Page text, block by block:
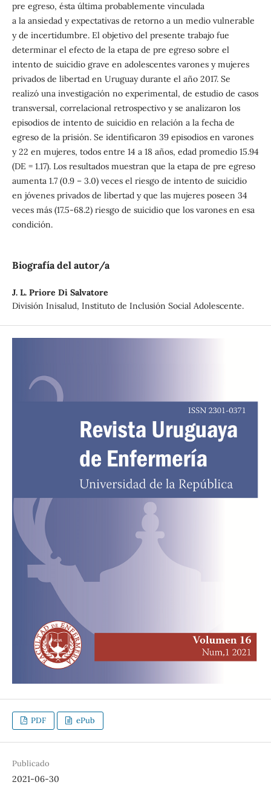
pre egreso, ésta última probablemente vinculada
a la ansiedad y expectativas de retorno a un medio vulnerable
y de incertidumbre. El objetivo del presente trabajo fue
determinar el efecto de la etapa de pre egreso sobre el
intento de suicidio grave en adolescentes varones y mujeres
privados de libertad en Uruguay durante el año 2017. Se
realizó una investigación no experimental, de estudio de casos
transversal, correlacional retrospectivo y se analizaron los
episodios de intento de suicidio en relación a la fecha de
egreso de la prisión. Se identificaron 39 episodios en varones
y 22 en mujeres, todos entre 14 a 18 años, edad promedio 15.94
(DE = 1.17). Los resultados muestran que la etapa de pre egreso
aumenta 1.7 (0.9 – 3.0) veces el riesgo de intento de suicidio
en jóvenes privados de libertad y que las mujeres poseen 34
veces más (17.5-68.2) riesgo de suicidio que los varones en esa
condición.
Biografía del autor/a
J. L. Priore Di Salvatore
División Inisalud, Instituto de Inclusión Social Adolescente.
PDF ePub
Publicado
2021-06-30